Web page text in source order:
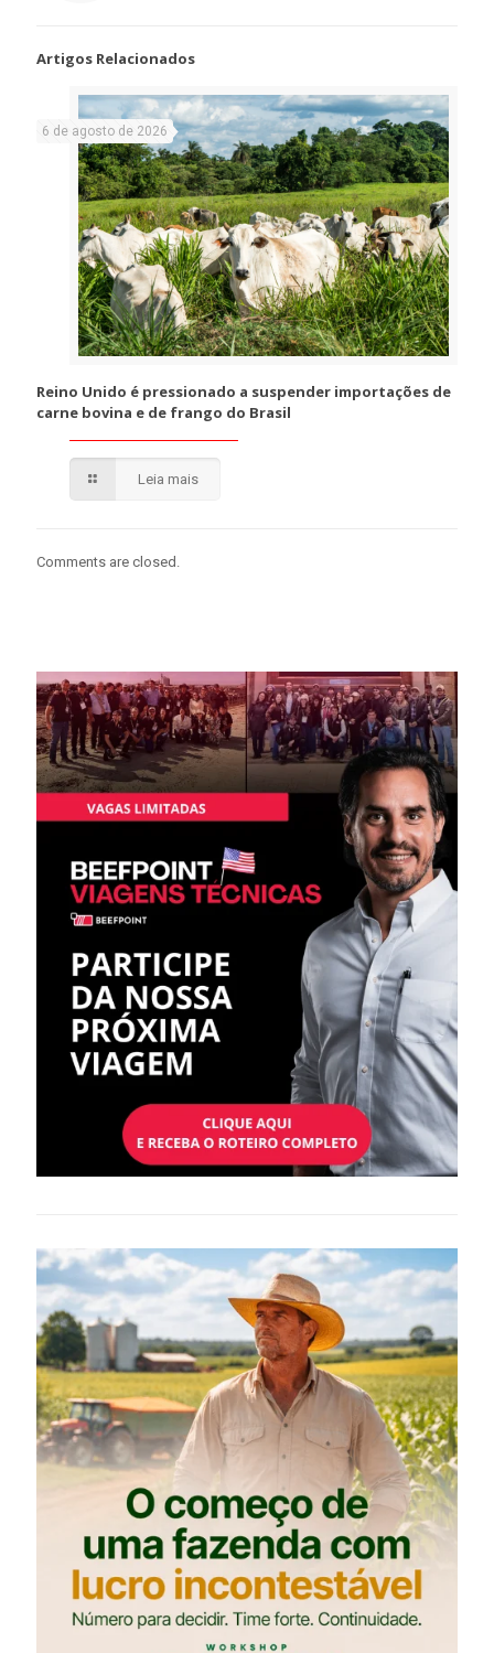
Artigos Relacionados
6 de agosto de 2026
Reino Unido é pressionado a suspender importações de
carne bovina e de frango do Brasil
Leia mais
Comments are closed.